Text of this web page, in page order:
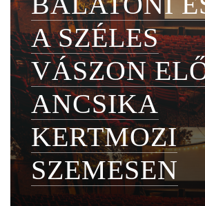
A SZÉLES
VÁSZON
ANCSIKA
KERTMOZI
SZEMESEN